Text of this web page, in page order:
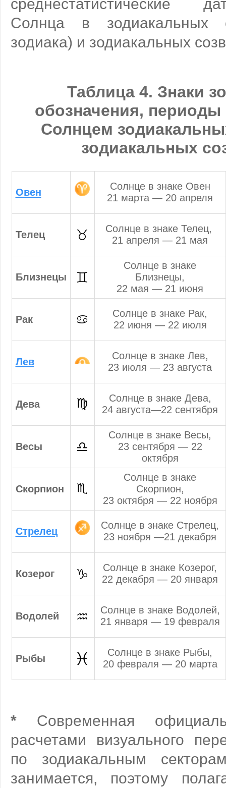
среднестатистические
Солнца в зодиакальных
зодиака) и зодиакальных
Таблица 4. Знаки
обозначения,
Солнцем
зодиакальных
Овен
Солнце в знаке Овен
21 марта — 20 апреля
Телец
Солнце в знаке Телец,
21 апреля — 21 мая
Близнецы
Солнце в знаке
Близнецы,
22 мая — 21 июня
Рак
Солнце в знаке Рак,
22 июня — 22 июля
Лев
Солнце в знаке Лев,
23 июля — 23 августа
Дева
Солнце в знаке Дева,
24 августа—22 сентября
Весы
Солнце в знаке Весы,
23 сентября — 22
октября
Скорпион
Солнце в знаке
Скорпион,
23 октября — 22 ноября
Стрелец
Солнце в знаке Стрелец,
23 ноября —21 декабря
Козерог
Солнце в знаке Козерог,
22 декабря — 20 января
Водолей
Солнце в знаке Водолей,
21 января — 19 февраля
Рыбы
Солнце в знаке Рыбы,
20 февраля — 20 марта
* Современная
расчетами визуального
по зодиакальным
занимается, поэтому